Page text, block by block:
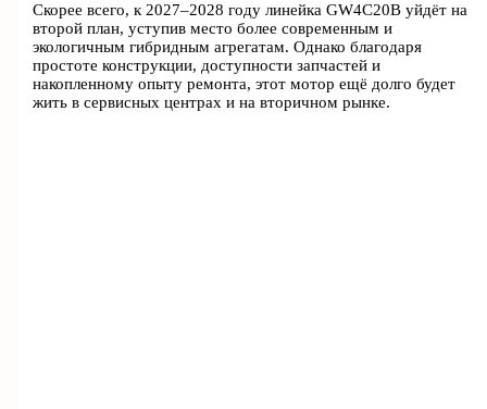
Скорее всего, к 2027–2028 году линейка GW4C20B уйдёт на
второй план, уступив место более современным и
экологичным гибридным агрегатам. Однако благодаря
простоте конструкции, доступности запчастей и
накопленному опыту ремонта, этот мотор ещё долго будет
жить в сервисных центрах и на вторичном рынке.